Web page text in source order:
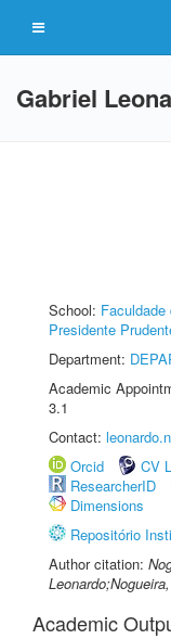
Gabriel
School:
Presidente
Department:
Academic
3.1
Contact:
Orcid
CV
ResearcherID
Dimensions
Repositório
Author citation:
Academic